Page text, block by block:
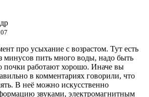
про усыхание с возрастом. Тут есть
минусов пить много воды, надо быть
почки работают хорошо. Иначе вы
в комментариях говорили, что
В неё можно искусственно
звуками, электромагнитным